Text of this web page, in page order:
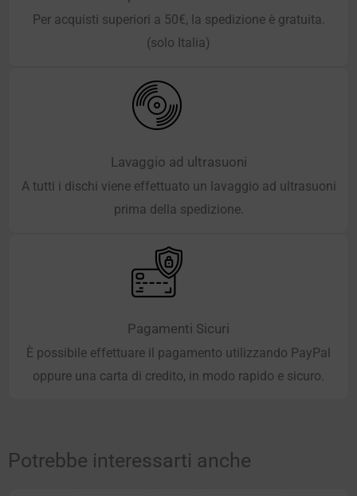
Per acquisti superiori a 50€, la spedizione è gratuita.
(solo Italia)
Lavaggio ad ultrasuoni
A tutti i dischi viene effettuato un lavaggio ad ultrasuoni
prima della spedizione.
Pagamenti Sicuri
È possibile effettuare il pagamento utilizzando PayPal
oppure una carta di credito, in modo rapido e sicuro.
Potrebbe interessarti anche